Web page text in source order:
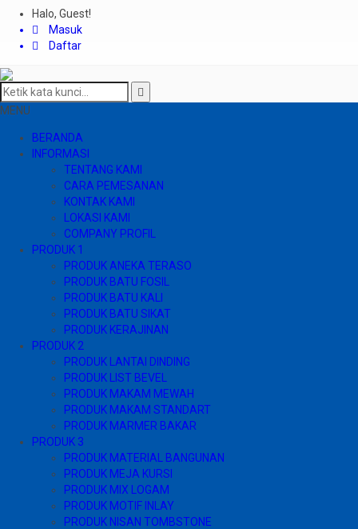
Halo, Guest!
Masuk
Daftar
MENU
BERANDA
INFORMASI
TENTANG KAMI
CARA PEMESANAN
KONTAK KAMI
LOKASI KAMI
COMPANY PROFIL
PRODUK 1
PRODUK ANEKA TERASO
PRODUK BATU FOSIL
PRODUK BATU KALI
PRODUK BATU SIKAT
PRODUK KERAJINAN
PRODUK 2
PRODUK LANTAI DINDING
PRODUK LIST BEVEL
PRODUK MAKAM MEWAH
PRODUK MAKAM STANDART
PRODUK MARMER BAKAR
PRODUK 3
PRODUK MATERIAL BANGUNAN
PRODUK MEJA KURSI
PRODUK MIX LOGAM
PRODUK MOTIF INLAY
PRODUK NISAN TOMBSTONE